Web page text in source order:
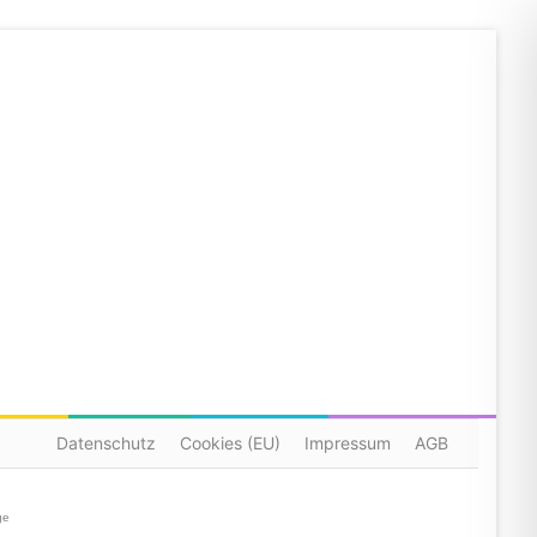
Datenschutz Cookies (EU) Impressum AGB